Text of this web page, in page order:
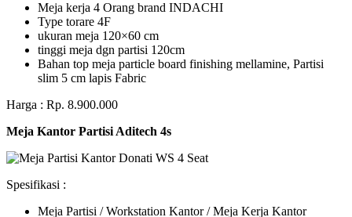
Meja kerja 4 Orang brand INDACHI
Type torare 4F
ukuran meja 120×60 cm
tinggi meja dgn partisi 120cm
Bahan top meja particle board finishing mellamine, Partisi
slim 5 cm lapis Fabric
Harga : Rp. 8.900.000
Meja Kantor Partisi Aditech 4s
Spesifikasi :
Meja Partisi / Workstation Kantor / Meja Kerja Kantor